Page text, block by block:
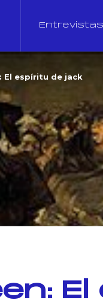
Entrevistas
El espíritu de jack